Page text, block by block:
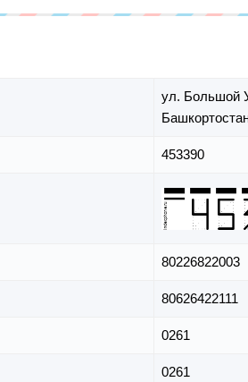
ул. Большой
453390
80226822003
80626422111
0261
0261